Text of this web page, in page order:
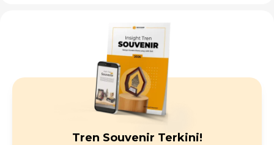
Tren Souvenir Terkini!